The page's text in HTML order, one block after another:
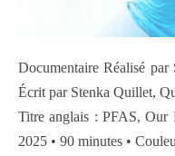
Documentaire Réalisé
Écrit par Stenka Quillet,
Titre anglais : PFAS, Our
2025 • 90 minutes •